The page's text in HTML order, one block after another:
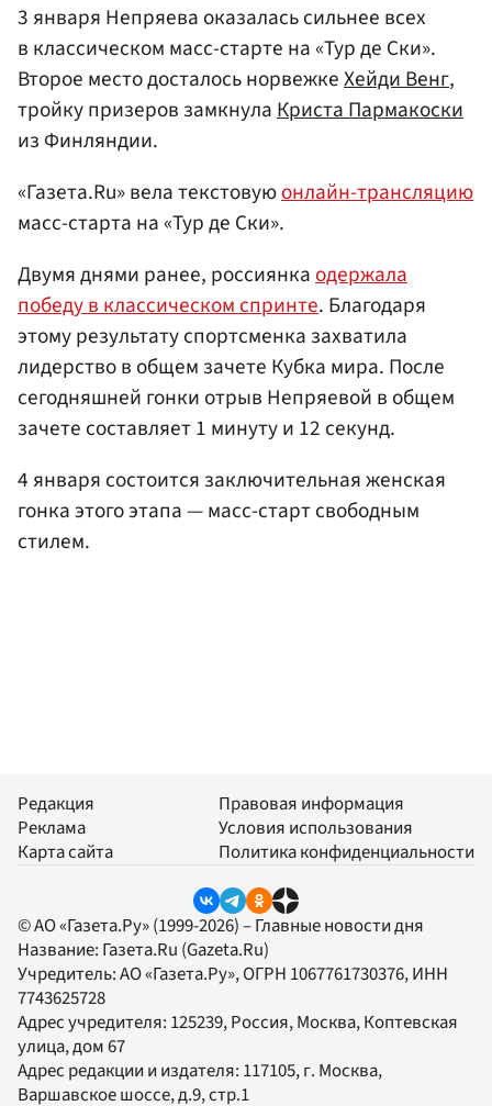
3 января Непряева оказалась сильнее всех
в классическом масс-старте на «Тур де Ски».
Второе место досталось норвежкеХейди Венг,
тройку призеров замкнула Криста Пармакоски
из Финляндии.
«Газета.Ru» вела текстовуюонлайн-трансляцию
масс-старта на «Тур де Ски».
Двумя днями ранее, россиянкаодержала
победу в классическом спринте. Благодаря
этому результату спортсменка захватила
лидерство в общем зачете Кубка мира. После
сегодняшней гонки отрыв Непряевой в общем
зачете составляет 1 минуту и 12 секунд.
4 января состоится заключительная женская
гонка этого этапа — масс-старт свободным
стилем.
Редакция
Реклама
Карта сайта
Правовая информация
Условия использования
Политика конфиденциальности
© АО «Газета.Ру» (1999-2026) – Главные новости дня
Название: Газета.Ru (Gazeta.Ru)
Учредитель:АО «Газета.Ру», ОГРН 1067761730376, ИНН
7743625728
Адрес учредителя: 125239, Россия, Москва, Коптевская
улица, дом 67
Адрес редакции и издателя: 117105, г. Москва,
Варшавское шоссе, д.9, стр.1